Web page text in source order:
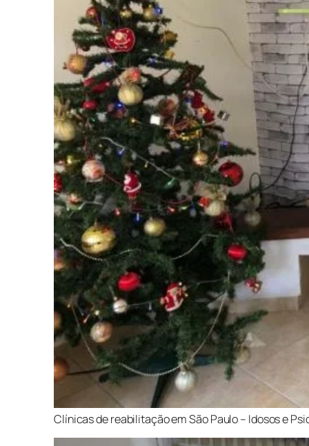
Clínicas de reabilitação em São Paulo – Idosos e